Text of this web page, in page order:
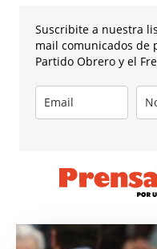
Suscribite a nuestra
mail comunicados de
Partido Obrero y el